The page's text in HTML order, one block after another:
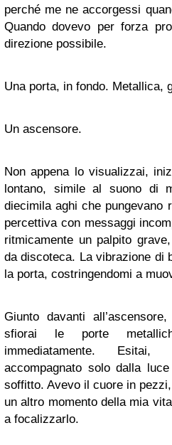
perché me ne accorgessi
Quando dovevo per forza
direzione possibile.
Una porta, in fondo. Metallica,
Un ascensore.
Non appena lo visualizzai,
lontano, simile al suono di
diecimila aghi che pungevano
percettiva con messaggi
ritmicamente un palpito
da discoteca. La vibrazione di
la porta, costringendomi a
Giunto davanti
sfiorai le porte
immediatamente.
accompagnato solo dalla
soffitto. Avevo il cuore in
un altro momento della mia
a focalizzarlo.